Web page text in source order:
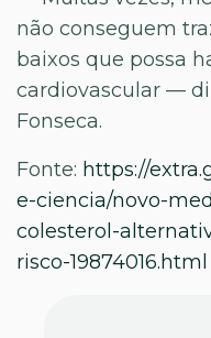
não conseguem
baixos que possa
cardiovascular —
Fonseca.
Fonte: https://
e-ciencia/novo-
colesterol-
risco-19874016.html